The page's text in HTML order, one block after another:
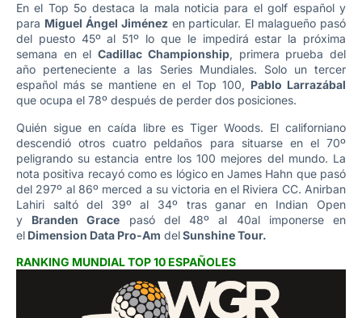
En el Top 5o destaca la mala noticia para el golf español y
para Miguel Ángel Jiménezen particular. El malagueño pasó
del puesto 45º al 51º lo que le impedirá estar la próxima
semana en elCadillac Championship, primera prueba del
año perteneciente a las Series Mundiales. Solo un tercer
español más se mantiene en el Top 100, Pablo Larrazábal
que ocupa el 78º después de perder dos posiciones.
Quién sigue en caída libre es Tiger Woods. El californiano
descendió otros cuatro peldaños para situarse en el 70º
peligrando su estancia entre los 100 mejores del mundo. La
nota positiva recayó como es lógico en James Hahn que pasó
del 297º al 86º merced a su victoria en el Riviera CC. Anirban
Lahiri saltó del 39º al 34º tras ganar en Indian Open
y Branden Grace pasó del 48º al 40al imponerse en
el Dimension Data Pro-Am delSunshine Tour.
RANKING MUNDIAL TOP 10 ESPAÑOLES